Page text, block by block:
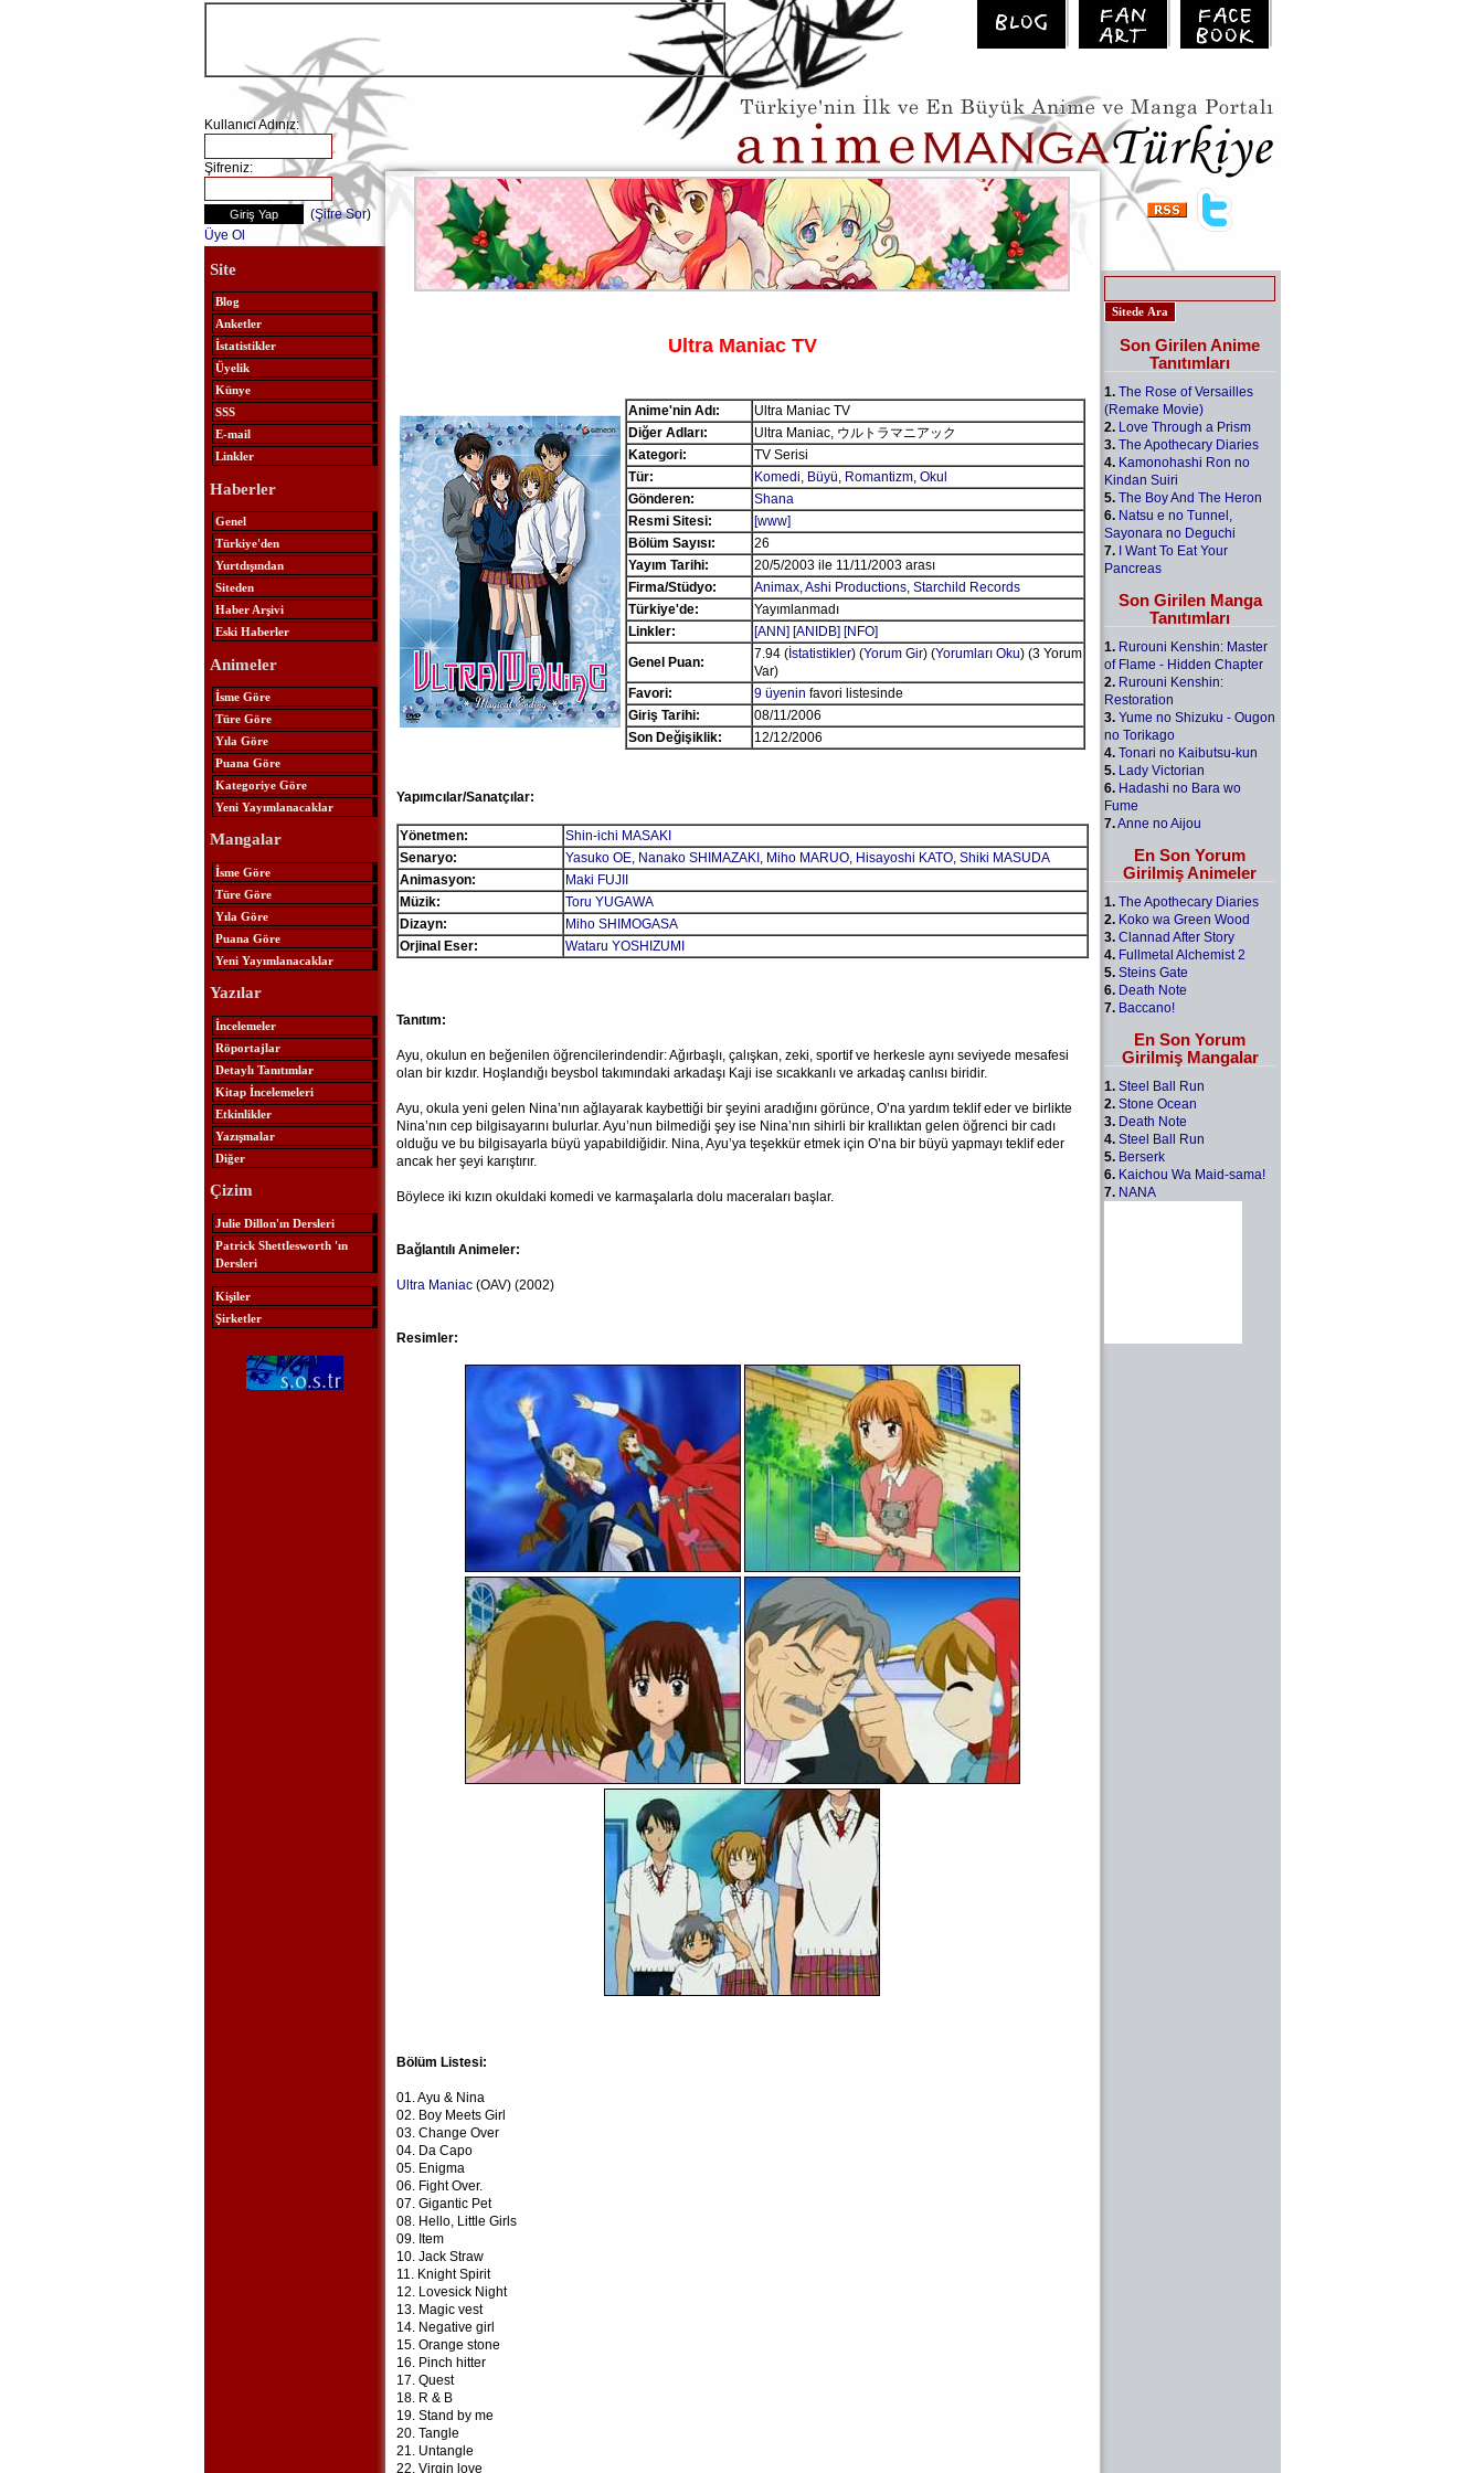
Kullanıcı Adınız:
Şifreniz:
(Şifre Sor)
Üye Ol
Site
Blog
Anketler
İstatistikler
Üyelik
Künye
SSS
E-mail
Linkler
Haberler
Genel
Türkiye'den
Yurtdışından
Siteden
Haber Arşivi
Eski Haberler
Animeler
İsme Göre
Türe Göre
Yıla Göre
Puana Göre
Kategoriye Göre
Yeni Yayımlanacaklar
Mangalar
İsme Göre
Türe Göre
Yıla Göre
Puana Göre
Yeni Yayımlanacaklar
Yazılar
İncelemeler
Röportajlar
Detaylı Tanıtımlar
Kitap İncelemeleri
Etkinlikler
Yazışmalar
Diğer
Çizim
Julie Dillon'ın Dersleri
Patrick Shettlesworth 'ın
Dersleri
Kişiler
Şirketler
Ultra Maniac TV
Anime'nin Adı:
Ultra Maniac TV
Diğer Adları:
Ultra Maniac, ウルトラマニアック
Kategori:
TV Serisi
Tür:
Komedi, Büyü, Romantizm, Okul
Gönderen:
Shana
Resmi Sitesi:
[www]
Bölüm Sayısı:
26
Yayım Tarihi:
20/5/2003 ile 11/11/2003 arası
Firma/Stüdyo:
Animax,Ashi Productions, Starchild Records
Türkiye'de:
Yayımlanmadı
Linkler:
[ANN] [ANIDB] [NFO]
Genel Puan:
7.94 (İstatistikler) (Yorum Gir) (Yorumları Oku) (3 Yorum
Var)
Favori:
9 üyenin favori listesinde
Giriş Tarihi:
08/11/2006
Son Değişiklik:
12/12/2006
Yapımcılar/Sanatçılar:
Yönetmen:
Shin-ichi MASAKI
Senaryo:
Yasuko OE, Nanako SHIMAZAKI , Miho MARUO, Hisayoshi KATO, Shiki MASUDA
Animasyon:
Maki FUJII
Müzik:
Toru YUGAWA
Dizayn:
Miho SHIMOGASA
Orjinal Eser:
Wataru YOSHIZUMI
Tanıtım:
Ayu, okulun en beğenilen öğrencilerindendir: Ağırbaşlı, çalışkan, zeki, sportif ve herkesle aynı seviyede mesafesi
olan bir kızdır. Hoşlandığı beysbol takımındaki arkadaşı Kaji ise sıcakkanlı ve arkadaş canlısı biridir.
Ayu, okula yeni gelen Nina’nın ağlayarak kaybettiği bir şeyini aradığını görünce, O’na yardım teklif eder ve birlikte
Nina’nın cep bilgisayarını bulurlar. Ayu’nun bilmediği şey ise Nina’nın sihirli bir krallıktan gelen öğrenci bir cadı
olduğu ve bu bilgisayarla büyü yapabildiğidir. Nina, Ayu’ya teşekkür etmek için O’na bir büyü yapmayı teklif eder
ancak her şeyi karıştırır.
Böylece iki kızın okuldaki komedi ve karmaşalarla dolu maceraları başlar.
Bağlantılı Animeler:
Ultra Maniac(OAV) (2002)
Resimler:
Bölüm Listesi:
01. Ayu & Nina
02. Boy Meets Girl
03. Change Over
04. Da Capo
05. Enigma
06. Fight Over.
07. Gigantic Pet
08. Hello, Little Girls
09. Item
10. Jack Straw
11. Knight Spirit
12. Lovesick Night
13. Magic vest
14. Negative girl
15. Orange stone
16. Pinch hitter
17. Quest
18. R & B
19. Stand by me
20. Tangle
21. Untangle
22. Virgin love
Son Girilen Anime
Tanıtımları
1. The Rose of Versailles
(Remake Movie)
2. Love Through a Prism
3. The Apothecary Diaries
4. Kamonohashi Ron no
Kindan Suiri
5. The Boy And The Heron
6. Natsu e no Tunnel,
Sayonara no Deguchi
7. I Want To Eat Your
Pancreas
Son Girilen Manga
Tanıtımları
1. Rurouni Kenshin: Master
of Flame - Hidden Chapter
2. Rurouni Kenshin:
Restoration
3. Yume no Shizuku - Ougon
no Torikago
4. Tonari no Kaibutsu-kun
5. Lady Victorian
6. Hadashi no Bara wo
Fume
7.Anne no Aijou
En Son Yorum
Girilmiş Animeler
1. The Apothecary Diaries
2. Koko wa Green Wood
3. Clannad After Story
4. Fullmetal Alchemist 2
5. Steins Gate
6. Death Note
7. Baccano!
En Son Yorum
Girilmiş Mangalar
1. Steel Ball Run
2. Stone Ocean
3. Death Note
4. Steel Ball Run
5. Berserk
6. Kaichou Wa Maid-sama!
7. NANA